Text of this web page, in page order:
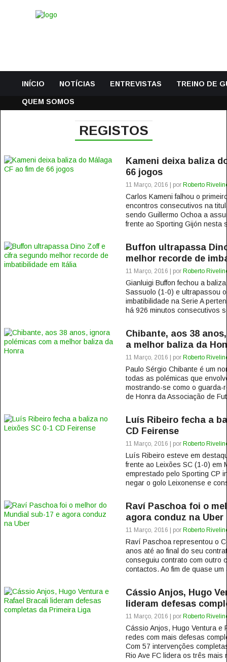
INÍCIO NOTÍCIAS ENTREVISTAS TREINO DE
QUEM SOMOS
REGISTOS
Kameni deixa baliza
66 jogos
11 Março, 2016 | por Roberto
Carlos Kameni falhou o
encontros consecutivos na
sendo Guillermo Ochoa a
frente ao Sporting Gijón nesta
Buffon ultrapassa
melhor recorde de
11 Março, 2016 | por Roberto
Gianluigi Buffon fechou a
Sassuolo (1-0) e ultrapassou
imbatibilidade na Serie A
há 926 minutos consecutivos
Chibante, aos 38
a melhor baliza da
11 Março, 2016 | por Roberto
Paulo Sérgio Chibante é um
todas as polémicas que
mostrando-se como o guarda-
de Honra da Associação de
Luís Ribeiro fecha a
CD Feirense
11 Março, 2016 | por Roberto
Luís Ribeiro esteve em
frente ao Leixões SC (1-0) em
emprestado pelo Sporting CP
negar o golo Leixonense e
Raví Paschoa foi o
agora conduz na Uber
11 Março, 2016 | por Roberto
Raví Paschoa representou o
anos até ao final do seu
conseguiu contrato com outro
contactos. Ao fim de quase
Cássio Anjos, Hugo
lideram defesas
11 Março, 2016 | por Roberto
Cássio Anjos, Hugo Ventura e
redes com mais defesas
Com 57 intervenções
Rio Ave FC lidera os três mais